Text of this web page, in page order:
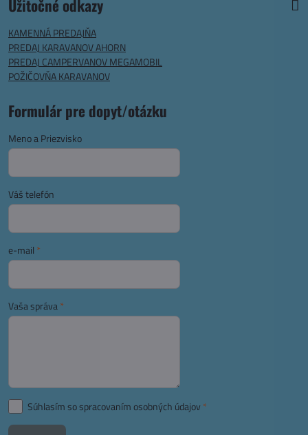
Užitočné odkazy
KAMENNÁ PREDAJŇA
PREDAJ KARAVANOV AHORN
PREDAJ CAMPERVANOV MEGAMOBIL
POŽIČOVŇA KARAVANOV
Formulár pre dopyt/otázku
Meno a Priezvisko
Váš telefón
e-mail *
Vaša správa*
Súhlasím so spracovaním osobných údajov *